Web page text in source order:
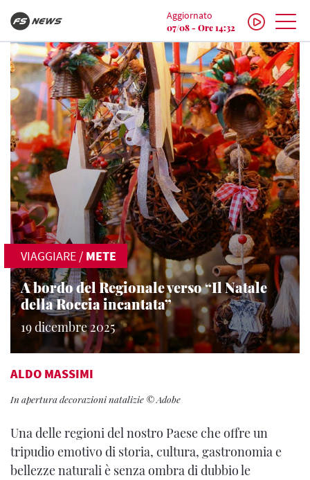
Aggiornato
07/08 - Ore 14:32
VIAGGIARE / METE
A bordo del Regionale verso “Il Natale
della Roccia incantata”
19 dicembre 2025
ALDO MASSIMI
In apertura decorazioni natalizie © Adobe
Una delle regioni del nostro Paese che offre un
tripudio emotivo di storia, cultura, gastronomia e
bellezze naturali è senza ombra di dubbio le